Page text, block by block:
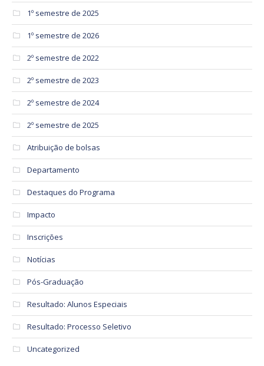
1º semestre de 2025
1º semestre de 2026
2º semestre de 2022
2º semestre de 2023
2º semestre de 2024
2º semestre de 2025
Atribuição de bolsas
Departamento
Destaques do Programa
Impacto
Inscrições
Notícias
Pós-Graduação
Resultado: Alunos Especiais
Resultado: Processo Seletivo
Uncategorized